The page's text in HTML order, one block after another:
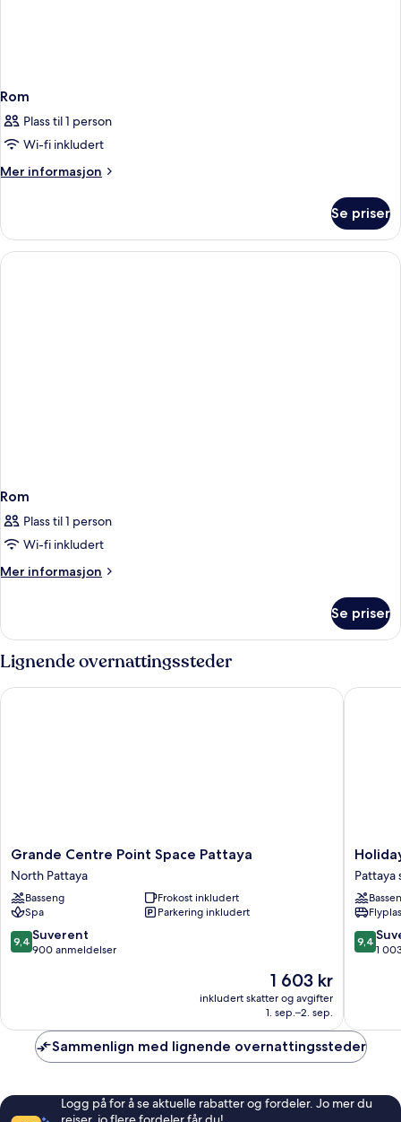
Rom
Plass til 1 person
Wi-fi inkludert
Mer informasjon
Mer
Se priser
Rom
Plass til 1 person
Wi-fi inkludert
Mer informasjon
Mer
Se priser
Lignende overnattingssteder
Grande
Centre
Point
Space
Pattaya
North
Pattaya
Grande Centre Point Space Pattaya
North Pattaya
Basseng
Frokost inkludert
Spa
Parkering inkludert
9.4
av
9,4 Suverent
900 anmeldelser
Prisen
er
1 603 kr
1 603 kr
inkludert skatter og avgifter
1. sep.–2. sep.
Grande Centre Point Space Pattaya
Holiday
Inn
Pattaya
by
IHG
Pattaya
sentrum
Pattaya
9.4
av
9,4
1
Holiday
Sammenlign med lignende overnattingssteder
Logg på for å se aktuelle rabatter og fordeler. Jo mer du